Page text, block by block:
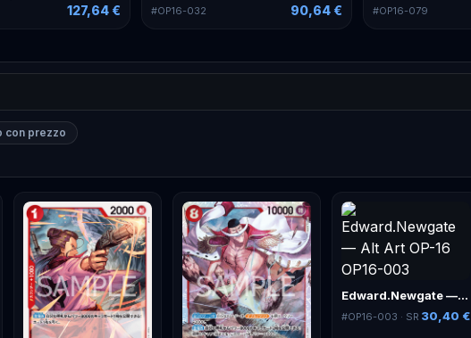
127,64 € #OP16-032 90,64 € #OP16-079
con prezzo
Edward.Newgate — Alt Art
#OP16-003 · SR 30,40 €